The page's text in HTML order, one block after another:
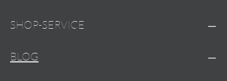
SHOP-SERVICE
BLOG